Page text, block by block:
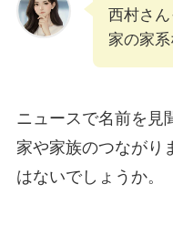
西村さ
家の家
ニュースで名前を見
家や家族のつながり
はないでしょうか。